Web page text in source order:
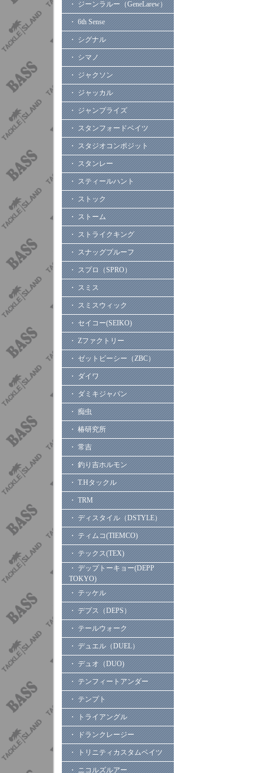
・ ジーンラルー（GeneLarew）
・ 6th Sense
・ シグナル
・ シマノ
・ ジャクソン
・ ジャッカル
・ ジャンプライズ
・ スタンフォードベイツ
・ スタジオコンポジット
・ スタンレー
・ スティールハント
・ ストック
・ ストーム
・ ストライクキング
・ スナッグプルーフ
・ スプロ（SPRO）
・ スミス
・ スミスウィック
・ セイコー(SEIKO)
・ Zファクトリー
・ ゼットビーシー（ZBC）
・ ダイワ
・ ダミキジャパン
・ 痴虫
・ 椿研究所
・ 常吉
・ 釣り吉ホルモン
・ T.Hタックル
・ TRM
・ ディスタイル（DSTYLE）
・ ティムコ(TIEMCO)
・ テックス(TEX)
・ デップトーキョー(DEPP
TOKYO)
・ テッケル
・ デプス（DEPS）
・ テールウォーク
・ デュエル（DUEL）
・ デュオ（DUO)
・ テンフィートアンダー
・ テンプト
・ トライアングル
・ ドランクレージー
・ トリニティカスタムベイツ
・ ニコルズルアー